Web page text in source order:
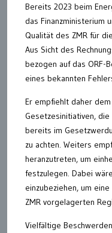
Bereits 2023 beim
das Finanzministerium
Qualität des ZMR für
Aus Sicht des
bezogen auf das ORF-
eines bekannten
Er empfiehlt daher
Gesetzesinitiativen,
bereits im
zu achten. Weiters
heranzutreten, um
festzulegen. Dabei
einzubeziehen, um
ZMR vorgelagerten
Vielfältige